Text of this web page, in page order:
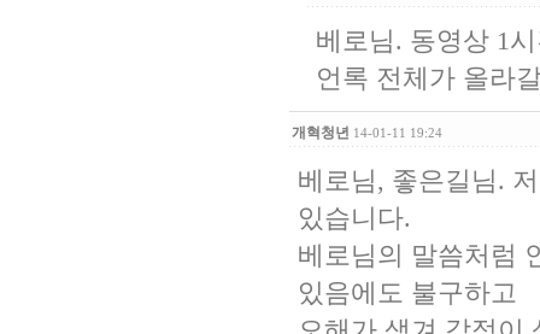
베로님. 동영상 1
언록 전체가 올라
개혁청년 14-01-11 19:24
베로님, 좋은길님.
있습니다.
베로님의 말씀처럼
있음에도 불구하고